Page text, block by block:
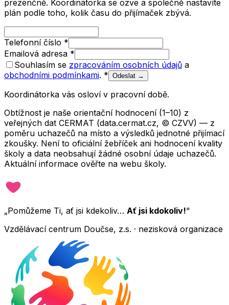
prezenčně. Koordinátorka se ozve a společně nastavíte
plán podle toho, kolik času do přijímaček zbývá.
Telefonní číslo *
Emailová adresa *
Souhlasím se zpracováním osobních údajů a
obchodními podmínkami. * Odeslat →
Koordinátorka vás osloví v pracovní době.
Obtížnost je naše orientační hodnocení (1–10) z
veřejných dat CERMAT (data.cermat.cz, © CZVV) — z
poměru uchazečů na místo a výsledků jednotné přijímací
zkoušky. Není to oficiální žebříček ani hodnocení kvality
školy a data neobsahují žádné osobní údaje uchazečů.
Aktuální informace ověřte na webu školy.
„Pomůžeme Ti, ať jsi kdekoliv… Ať jsi kdokoliv!"
Vzdělávací centrum Doučse, z.s. · nezisková organizace